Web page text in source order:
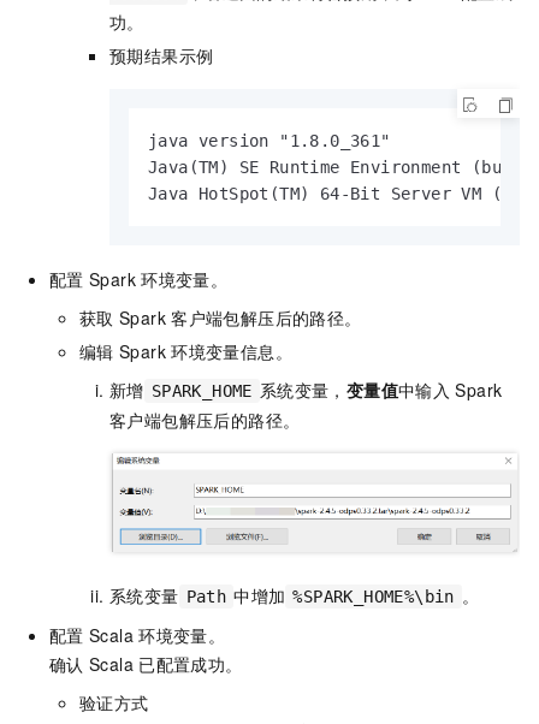
功。
预期结果示例
java version "1.8.0_361"
Java(TM) SE Runtime Environment
Java HotSpot(TM) 64-Bit Server VM
配置 Spark 环境变量。
获取 Spark 客户端包解压后的路径。
编辑 Spark 环境变量信息。
新增 SPARK_HOME 系统变量， 变量值中输入 Spark
客户端包解压后的路径。
系统变量 Path 中增加 %SPARK_HOME%\bin 。
配置 Scala 环境变量。
确认 Scala 已配置成功。
验证方式